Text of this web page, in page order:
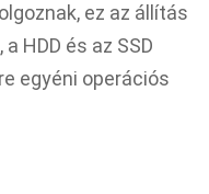
ez az állítás
HDD és az SSD
egyéni operációs